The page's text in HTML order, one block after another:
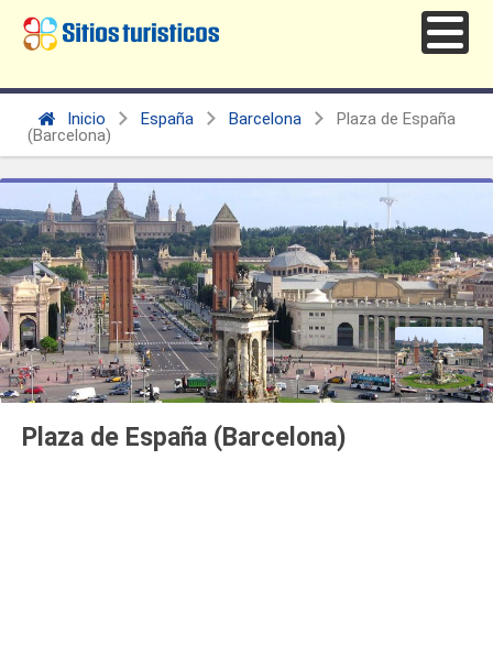
Inicio España Barcelona
Plaza de España
(Barcelona)
Plaza de España (Barcelona)